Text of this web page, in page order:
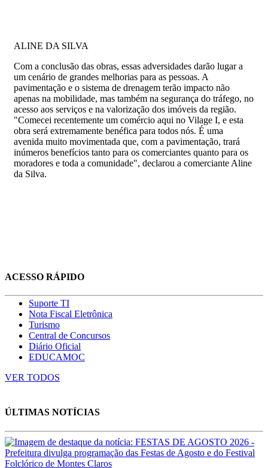
ALINE DA SILVA
Com a conclusão das obras, essas adversidades darão lugar a
um cenário de grandes melhorias para as pessoas. A
pavimentação e o sistema de drenagem terão impacto não
apenas na mobilidade, mas também na segurança do tráfego, no
acesso aos serviços e na valorização dos imóveis da região.
"Comecei recentemente um comércio aqui no Vilage I, e esta
obra será extremamente benéfica para todos nós. É uma
avenida muito movimentada que, com a pavimentação, trará
inúmeros benefícios tanto para os comerciantes quanto para os
moradores e toda a comunidade", declarou a comerciante Aline
da Silva.
ACESSO RÁPIDO
Suporte TI
Nota Fiscal Eletrônica
Turismo
Central de Concursos
Diário Oficial
EDUCAMOC
VER TODOS
ÚLTIMAS NOTÍCIAS